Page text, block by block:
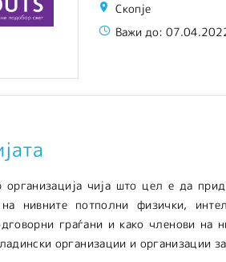
Скопје
Важи до:
организација чија што цел е да
на нивните потполни физички,
граѓани и како членови на
организации и организации